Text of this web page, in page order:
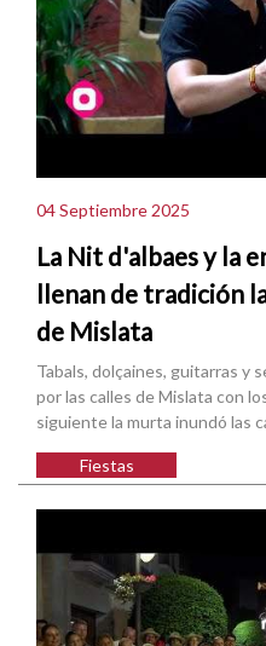
04 Septiembre 2025
La Nit d'albaes y la
llenan de tradición
de Mislata
Tabals, dolçaines, guitarras y
por las calles de Mislata con
siguiente la murta inundó las
Fiestas